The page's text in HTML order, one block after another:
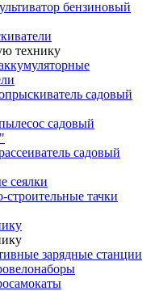
бензиновый
технику
садовый
садовый
садовый
сеялки
строительные тачки
зарядные станции